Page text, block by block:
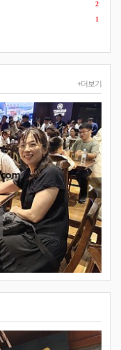
2
1
+더보기
New
Next